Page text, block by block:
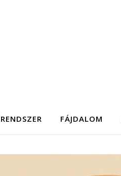
FÁJDALOM